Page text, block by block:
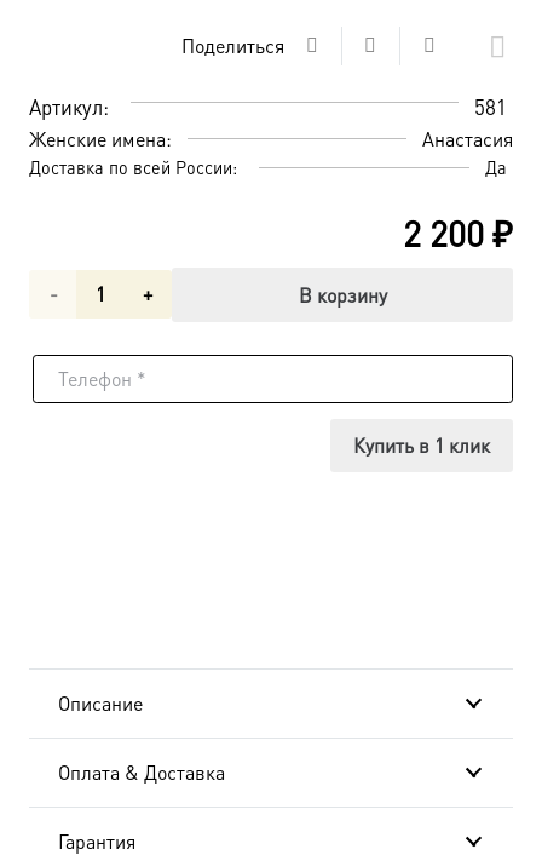
Поделиться
Артикул: 581
Женские имена: Анастасия
Доставка по всей России: Да
2 200₽
Количество
Анастасия
В корзину
Купить в 1 клик
Описание
Оплата & Доставка
Гарантия